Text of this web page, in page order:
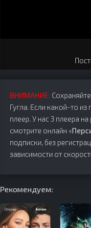
ВНИМАНИЕ:
Гугла. Если какой-то
плеер. У нас 3 плеера
смотрите онлайн «
подписки, без
зависимости от
Рекомендуем: